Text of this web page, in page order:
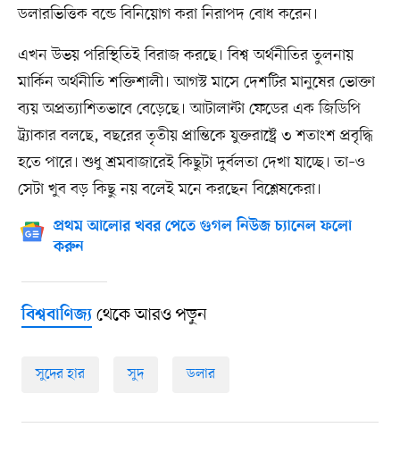
ডলারভিত্তিক বন্ডে বিনিয়োগ করা নিরাপদ বোধ করেন।
এখন উভয় পরিস্থিতিই বিরাজ করছে। বিশ্ব অর্থনীতির তুলনায়
মার্কিন অর্থনীতি শক্তিশালী। আগস্ট মাসে দেশটির মানুষের ভোক্তা
ব্যয় অপ্রত্যাশিতভাবে বেড়েছে। আটালান্টা ফেডের এক জিডিপি
ট্র্যাকার বলছে, বছরের তৃতীয় প্রান্তিকে যুক্তরাষ্ট্রে ৩ শতাংশ প্রবৃদ্ধি
হতে পারে। শুধু শ্রমবাজারেই কিছুটা দুর্বলতা দেখা যাচ্ছে। তা–ও
সেটা খুব বড় কিছু নয় বলেই মনে করছেন বিশ্লেষকেরা।
প্রথম আলোর খবর পেতে গুগল নিউজ চ্যানেল ফলো
করুন
বিশ্ববাণিজ্যথেকে আরও পড়ুন
সুদের হার সুদ ডলার